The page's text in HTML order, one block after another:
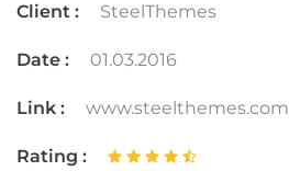
Client : SteelThemes
Date : 01.03.2016
Link : www.steelthemes.com
Rating :